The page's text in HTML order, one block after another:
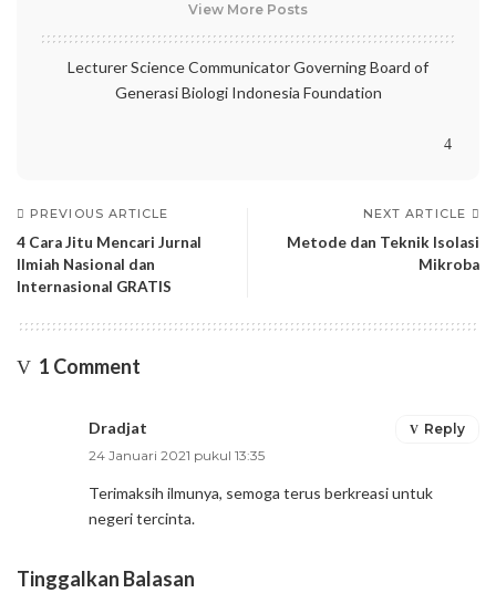
View More Posts
Lecturer Science Communicator Governing Board of
Generasi Biologi Indonesia Foundation
PREVIOUS ARTICLE
4 Cara Jitu Mencari Jurnal
Ilmiah Nasional dan
Internasional GRATIS
NEXT ARTICLE
Metode dan Teknik Isolasi
Mikroba
1 Comment
Dradjat
24 Januari 2021 pukul 13:35
Terimaksih ilmunya, semoga terus berkreasi untuk
negeri tercinta.
Reply
Tinggalkan Balasan